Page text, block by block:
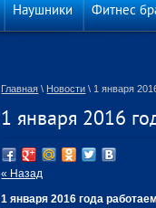
Наушники Фитнес
Главная \ Новости \ 1 января
1 января 2016
« Назад
1 января 2016 года